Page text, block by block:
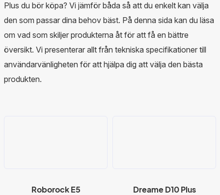
Plus du bör köpa? Vi jämför båda så att du enkelt kan välja
den som passar dina behov bäst. På denna sida kan du läsa
om vad som skiljer produkterna åt för att få en bättre
översikt. Vi presenterar allt från tekniska specifikationer till
användarvänligheten för att hjälpa dig att välja den bästa
produkten.
Roborock E5 Dreame D10 Plus